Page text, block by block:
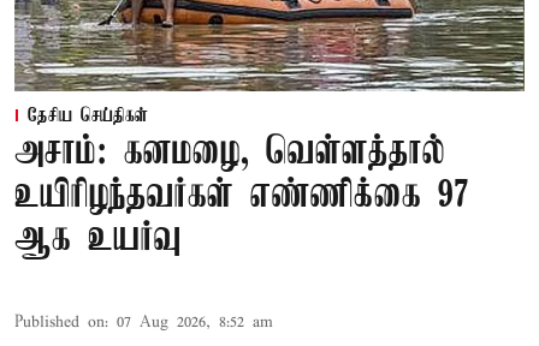
தேசிய செய்திகள்
அசாம்: கனமழை, வெள்ளத்தால்
உயிரிழந்தவர்கள் எண்ணிக்கை 97
ஆக உயர்வு
Published on: 07 Aug 2026, 8:52 am